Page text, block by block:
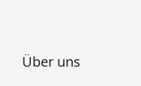
Über uns